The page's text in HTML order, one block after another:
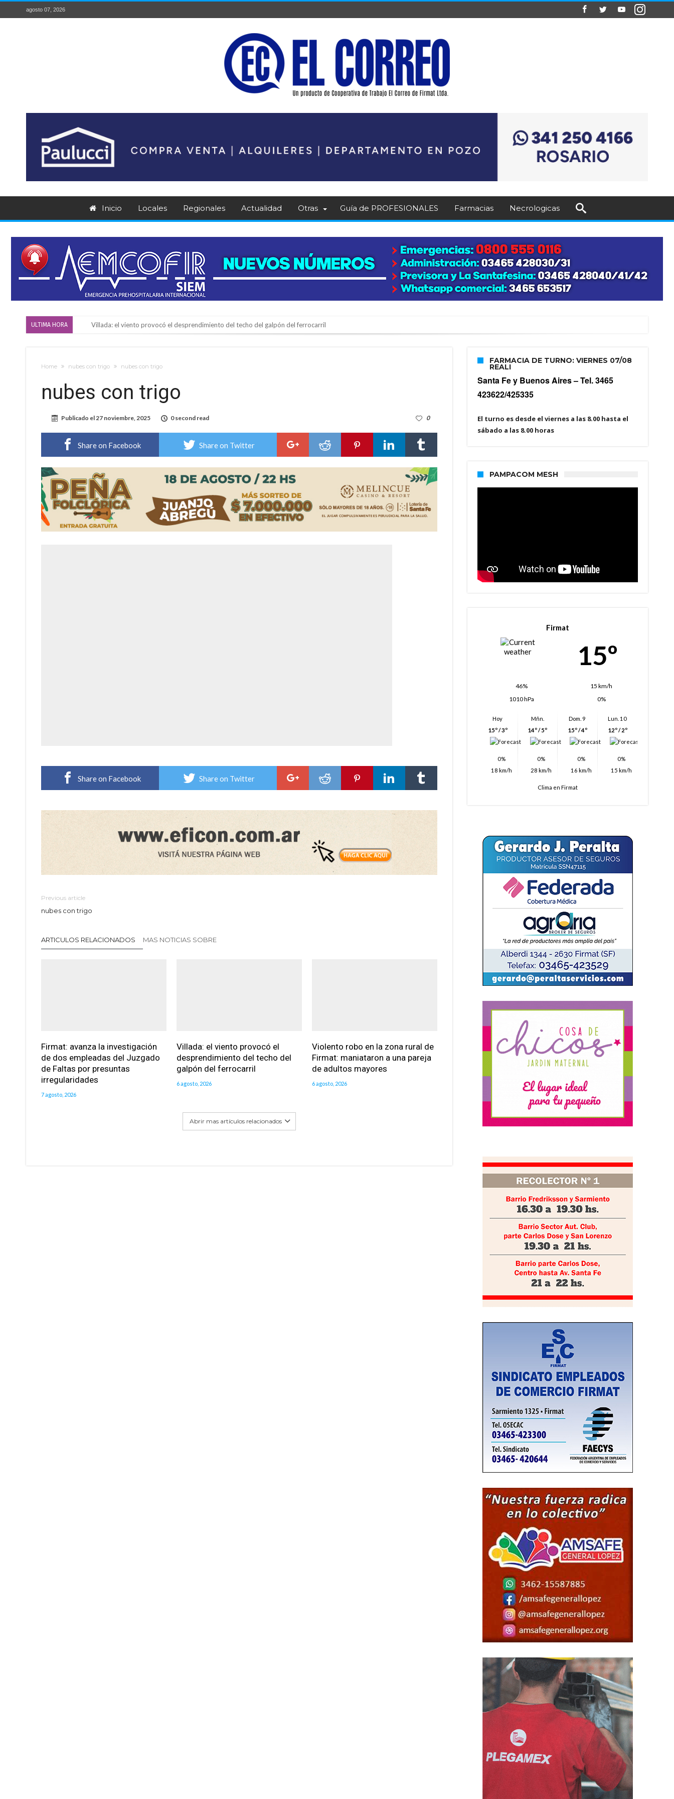
agosto 07, 2026
Inicio Locales Regionales Actualidad Otras Guía de PROFESIONALES Farmacias Necrologicas
ULTIMA HORA Villada: el viento provocó el desprendimiento del techo del galpón del ferrocarril
Vuelve el básquet: este viernes arranca el Clausura con agenda confirmada y planteles renovados
¿Llega un “Súper Niño”?: De Benedictis aclara los mitos y analiza el impacto real en la región
Distinguieron a Ramiro Maldonado, el campeón juvenil de malambo de Los Quirquinchos
Home nubes con trigo nubes con trigo
nubes con trigo
Publicado el27 noviembre, 2025 0 second read 0
Share on Facebook Share on Twitter
Share on Facebook Share on Twitter
Previous article
nubes con trigo
ARTICULOS RELACIONADOS MAS NOTICIAS SOBRE
Firmat: avanza la investigación
de dos empleadas del Juzgado
de Faltas por presuntas
irregularidades
7 agosto, 2026
Villada: el viento provocó el
desprendimiento del techo del
galpón del ferrocarril
6 agosto, 2026
Violento robo en la zona rural de
Firmat: maniataron a una pareja
de adultos mayores
6 agosto, 2026
Abrir mas artículos relacionados
FARMACIA DE TURNO: VIERNES 07/08
REALI
Santa Fe y Buenos Aires –Tel. 3465
423622/425335
El turno es desde el viernes a las 8.00 hasta el
sábado a las 8.00 horas
PAMPACOM MESH
Firmat
15º
46%
15 km/h
1010 hPa
0%
Hoy
15º / 3º
0%
18 km/h
Mñn.
14º / 5º
0%
28 km/h
Dom. 9
15º / 4º
0%
16 km/h
Lun. 10
12º / 2º
0%
15 km/h
Clima en Firmat